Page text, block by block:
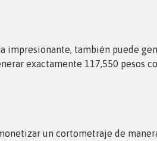
impresionante, también puede
exactamente 117,550 pesos
un cortometraje de